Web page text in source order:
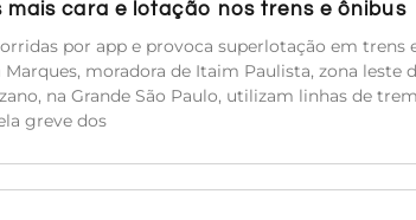
mais cara e lotação nos trens e ônibus
por app e provoca superlotação em trens
moradora de Itaim Paulista, zona leste
na Grande São Paulo, utilizam linhas de trem
greve dos